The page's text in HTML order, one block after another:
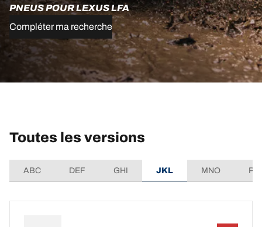
PNEUS POUR LEXUS LFA
Compléter ma recherche
Toutes les versions
ABC DEF GHI JKL MNO